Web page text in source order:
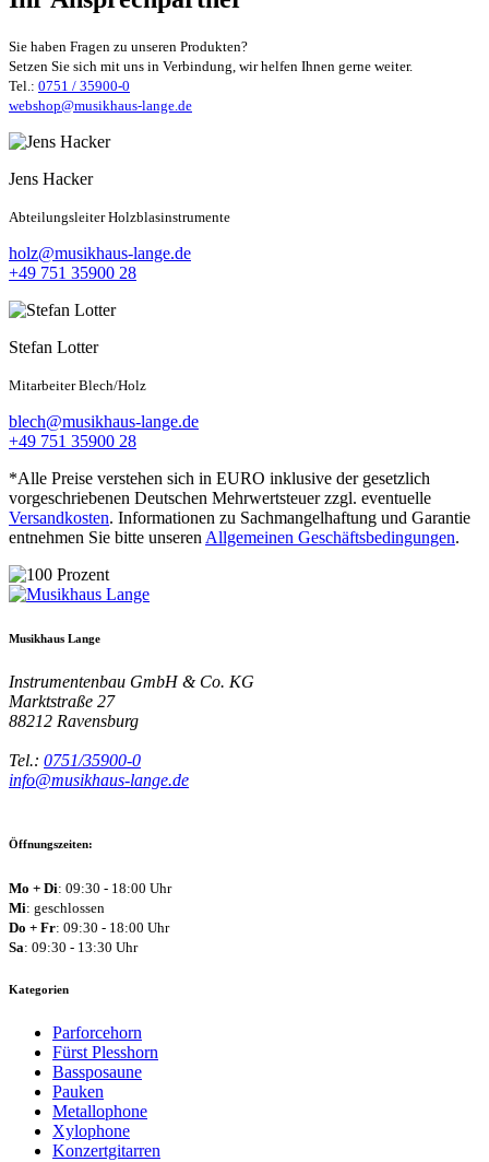
Sie haben Fragen zu unseren Produkten?
Setzen Sie sich mit uns in Verbindung, wir helfen Ihnen gerne weiter.
Tel.: 0751 / 35900-0
webshop@musikhaus-lange.de
Jens Hacker
Abteilungsleiter Holzblasinstrumente
holz@musikhaus-lange.de
+49 751 35900 28
Stefan Lotter
Mitarbeiter Blech/Holz
blech@musikhaus-lange.de
+49 751 35900 28
*Alle Preise verstehen sich in EURO inklusive der gesetzlich
vorgeschriebenen Deutschen Mehrwertsteuer zzgl. eventuelle
Versandkosten. Informationen zu Sachmangelhaftung und Garantie
entnehmen Sie bitte unseren Allgemeinen Geschäftsbedingungen.
Musikhaus Lange
Instrumentenbau GmbH & Co. KG
Marktstraße 27
88212 Ravensburg
Tel.: 0751/35900-0
info@musikhaus-lange.de
Öffnungszeiten:
Mo + Di: 09:30 - 18:00 Uhr
Mi: geschlossen
Do + Fr: 09:30 - 18:00 Uhr
Sa: 09:30 - 13:30 Uhr
Kategorien
Parforcehorn
Fürst Plesshorn
Bassposaune
Pauken
Metallophone
Xylophone
Konzertgitarren